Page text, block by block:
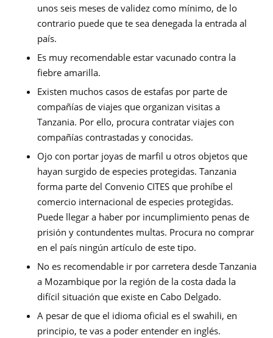
unos seis meses de validez como mínimo, de lo
contrario puede que te sea denegada la entrada al
país.
Es muy recomendable estar vacunado contra la
fiebre amarilla.
Existen muchos casos de estafas por parte de
compañías de viajes que organizan visitas a
Tanzania. Por ello, procura contratar viajes con
compañías contrastadas y conocidas.
Ojo con portar joyas de marfil u otros objetos que
hayan surgido de especies protegidas. Tanzania
forma parte del Convenio CITES que prohíbe el
comercio internacional de especies protegidas.
Puede llegar a haber por incumplimiento penas de
prisión y contundentes multas. Procura no comprar
en el país ningún artículo de este tipo.
No es recomendable ir por carretera desde Tanzania
a Mozambique por la región de la costa dada la
difícil situación que existe en Cabo Delgado.
A pesar de que el idioma oficial es el swahili, en
principio, te vas a poder entender en inglés.